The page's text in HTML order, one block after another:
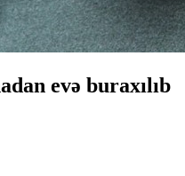
evə buraxılıb